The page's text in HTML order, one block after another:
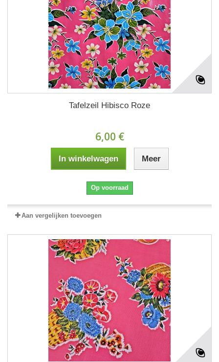
Tafelzeil Hibisco Roze
6,00 €
In winkelwagen Meer
Op voorraad
Aan vergelijken toevoegen